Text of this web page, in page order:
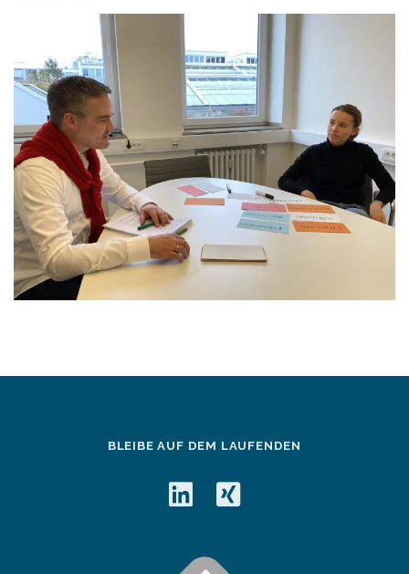
BLEIBE AUF DEM LAUFENDEN